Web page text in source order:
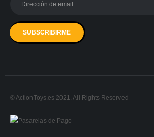
© ActionToys.es 2021. All Rights Reserved